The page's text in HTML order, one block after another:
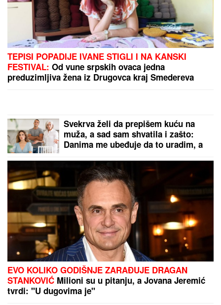
(FOTO, VIDEO) OVO JE ZORAN
OSUMNJIČEN ZA UBISTVO SVOJE
MAJKE NA NOVOM BEOGRADU!
Policija ga izvela bosog, KRVAVIH
nogu sa lisicama na rukama, ušao u
kola Hitne pomoći